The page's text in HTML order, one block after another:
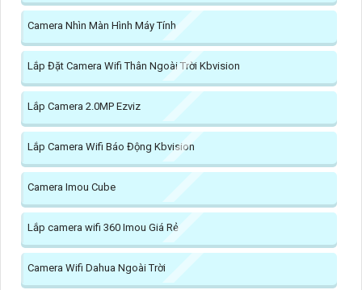
Camera Nhìn Màn Hình Máy Tính
Lắp Đặt Camera Wifi Thân Ngoài Trời Kbvision
Lắp Camera 2.0MP Ezviz
Lắp Camera Wifi Báo Động Kbvision
Camera Imou Cube
Lắp camera wifi 360 Imou Giá Rẻ
Camera Wifi Dahua Ngoài Trời